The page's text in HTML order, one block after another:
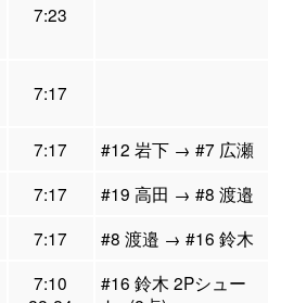
7:23
7:17
7:17
#12 岩下 → #7 広瀬
7:17
#19 高田 → #8 渡邉
7:17
#8 渡邉 → #16 鈴木
7:10
#16 鈴木 2Pシュー